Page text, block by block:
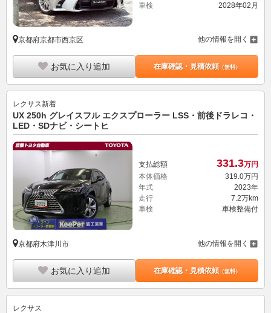
車検
2028年02月
京都府京都市西京区 他の情報を開く
お気に入り追加 在庫確認・見積依頼（無料）
レクサス新着
UX 250h グレイスフル エクスプローラー LSS・前後ドラレコ・
LED・SDナビ・シートヒ
支払総額 331.3万円
本体価格
319.0万円
年式
2023年
走行
7.2万km
車検
車検整備付
京都府木津川市 他の情報を開く
お気に入り追加 在庫確認・見積依頼（無料）
レクサス